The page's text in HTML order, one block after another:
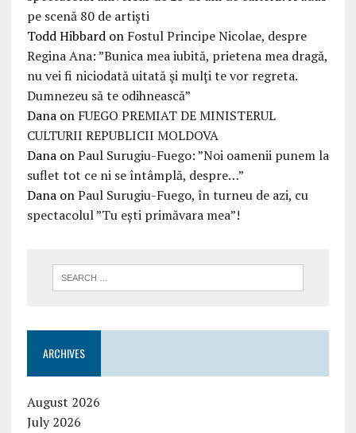
pe scenă 80 de artiști
Todd Hibbardon Fostul Principe Nicolae, despre
Regina Ana: ”Bunica mea iubită, prietena mea dragă,
nu vei fi niciodată uitată şi mulţi te vor regreta.
Dumnezeu să te odihnească”
Danaon FUEGO PREMIAT DE MINISTERUL
CULTURII REPUBLICII MOLDOVA
DanaonPaul Surugiu-Fuego: ”Noi oamenii punem la
suflet tot ce ni se întâmplă, despre…”
DanaonPaul Surugiu-Fuego, în turneu de azi, cu
spectacolul ”Tu ești primăvara mea”!
ARCHIVES
August 2026
July 2026